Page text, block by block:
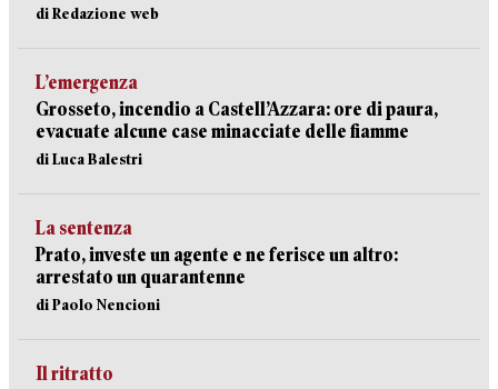
di Redazione web
L’emergenza
Grosseto, incendio a Castell’Azzara: ore di paura,
evacuate alcune case minacciate delle fiamme
di Luca Balestri
La sentenza
Prato, investe un agente e ne ferisce un altro:
arrestato un quarantenne
di Paolo Nencioni
Il ritratto